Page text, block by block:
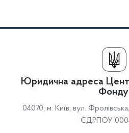
Юридична адреса
04070, м. Київ, вул.
ЄДРПОУ